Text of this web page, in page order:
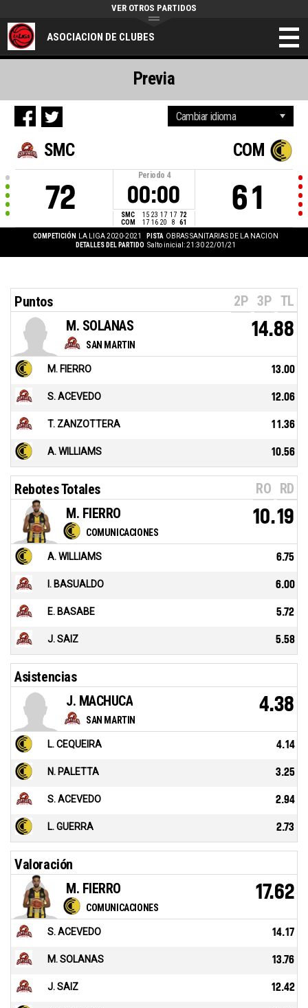
ASOCIACION DE CLUBES
VER OTROS PARTIDOS
SMC
72
Periodo 4
00:00
SMC 15 23 17 17 72
COM
17 16 20 8 61
COM
61
COMPETICIÓN LA LIGA 2020-2021 PISTA OBRAS SANITARIAS DE LA NACION
DETALLES DEL PARTIDO Salto inicial: 21:30 22/01/21
Previa
Puntos 2P 3P TL
SAN MARTIN
M. SOLANAS 14.88
M. FIERRO 13.00
S. ACEVEDO 12.06
T. ZANZOTTERA 11.36
A. WILLIAMS 10.56
Rebotes Totales RO RD
COMUNICACIONES
M. FIERRO 10.19
A. WILLIAMS 6.75
I. BASUALDO 6.00
E. BASABE 5.72
J. SAIZ 5.58
Asistencias
SAN MARTIN
J. MACHUCA 4.38
L. CEQUEIRA 4.14
N. PALETTA 3.25
S. ACEVEDO 2.94
L. GUERRA 2.73
Valoración
COMUNICACIONES
M. FIERRO 17.62
S. ACEVEDO 14.17
M. SOLANAS 13.76
J. SAIZ 12.42